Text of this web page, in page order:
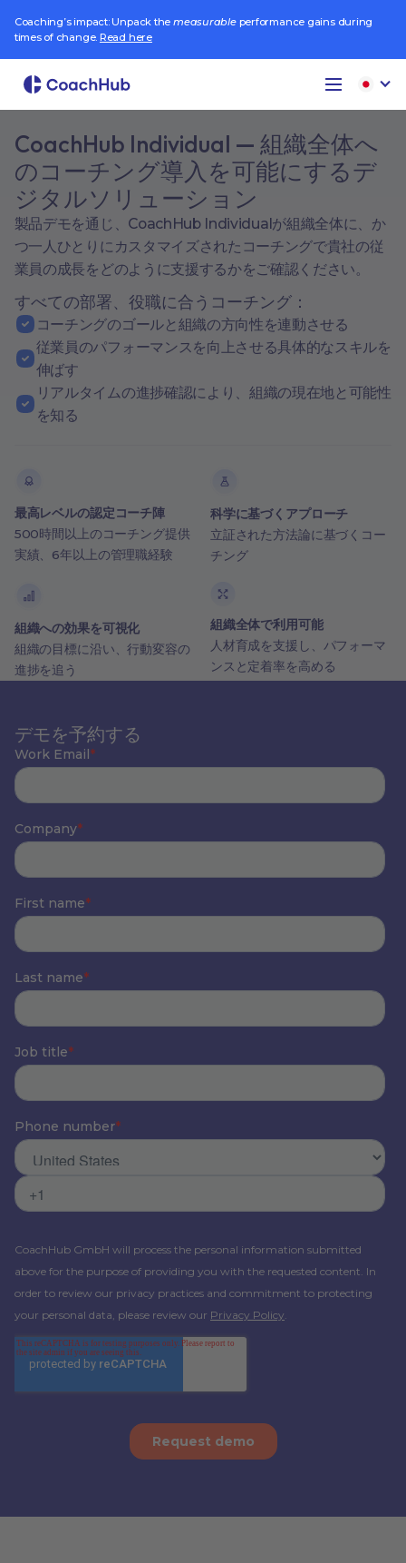
Coaching’s impact: Unpack themeasurableperformance gains during
times of change. Read here
CoachHub Individual — 組織全体へ
のコーチング導入を可能にするデ
ジタルソリューション
製品デモを通じ、CoachHub Individualが組織全体に、か
つ一人ひとりにカスタマイズされたコーチングで貴社の従
業員の成長をどのように支援するかをご確認ください。
すべての部署、役職に合うコーチング：
コーチングのゴールと組織の方向性を連動させる
従業員のパフォーマンスを向上させる具体的なスキルを
伸ばす
リアルタイムの進捗確認により、組織の現在地と可能性
を知る
最高レベルの認定コーチ陣
500時間以上のコーチング提供
実績、6年以上の管理職経験
科学に基づくアプローチ
立証された方法論に基づくコー
チング
組織への効果を可視化
組織の目標に沿い、行動変容の
進捗を追う
組織全体で利用可能
人材育成を支援し、パフォーマ
ンスと定着率を高める
デモを予約する